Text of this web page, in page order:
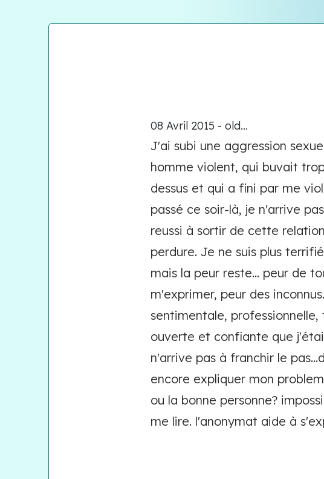
08 Avril 2015 - old...
J'ai subi une aggression
homme violent, qui buvait
dessus et qui a fini par me
passé ce soir-là, je n'arrive
reussi à sortir de cette
perdure. Je ne suis plus
mais la peur reste... peur de
m'exprimer, peur des
sentimentale,
ouverte et confiante que
n'arrive pas à franchir le
encore expliquer mon
ou la bonne personne?
me lire. l'anonymat aide à